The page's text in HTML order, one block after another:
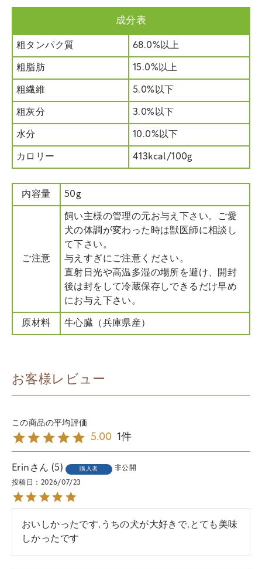
成分表
粗タンパク質 68.0%以上
粗脂肪 15.0%以上
粗繊維 5.0%以下
粗灰分 3.0%以下
水分 10.0%以下
カロリー 413kcal/100g
内容量 50g
ご注意
飼い主様の管理の元お与え下さい。ご愛
犬の体調が変わった時は獣医師に相談し
て下さい。
与えすぎにご注意ください。
直射日光や高温多湿の場所を避け、開封
後は封をして冷蔵保存しできるだけ早め
にお与え下さい。
原材料 牛心臓（兵庫県産）
お客様レビュー
5.00 1
Erin 5 購入者 非公開
投稿日 2026/07/23
おいしかったです,うちの犬が大好きで,とても美味
しかったです